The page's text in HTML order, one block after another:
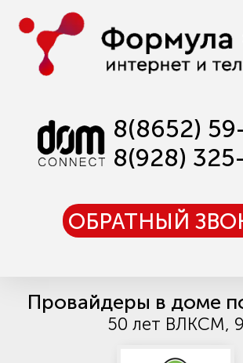
8(8652)
8(928)
ОБРАТНЫЙ
Провайдеры в доме
50 лет ВЛКСМ, 9